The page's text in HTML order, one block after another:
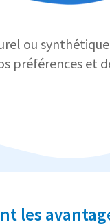
ou synthétique
préférences et
les